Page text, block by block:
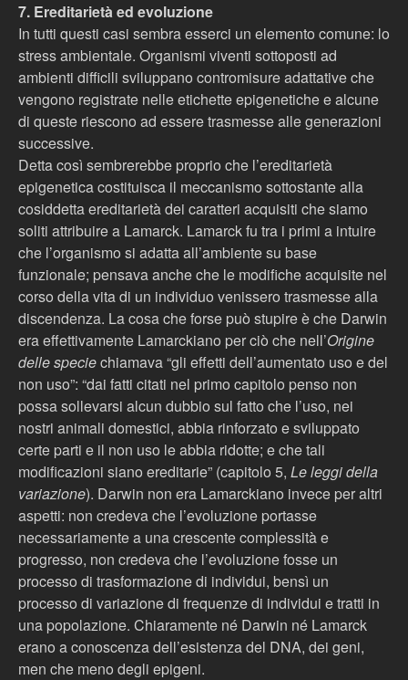
7. Ereditarietà ed evoluzione
In tutti questi casi sembra esserci un elemento comune: lo
stress ambientale. Organismi viventi sottoposti ad
ambienti difficili sviluppano contromisure adattative che
vengono registrate nelle etichette epigenetiche e alcune
di queste riescono ad essere trasmesse alle generazioni
successive.
Detta così sembrerebbe proprio che l’ereditarietà
epigenetica costituisca il meccanismo sottostante alla
cosiddetta ereditarietà dei caratteri acquisiti che siamo
soliti attribuire a Lamarck. Lamarck fu tra i primi a intuire
che l’organismo si adatta all’ambiente su base
funzionale; pensava anche che le modifiche acquisite nel
corso della vita di un individuo venissero trasmesse alla
discendenza. La cosa che forse può stupire è che Darwin
era effettivamente Lamarckiano per ciò che nell’Origine
delle speciechiamava “gli effetti dell’aumentato uso e del
non uso”: “dai fatti citati nel primo capitolo penso non
possa sollevarsi alcun dubbio sul fatto che l’uso, nei
nostri animali domestici, abbia rinforzato e sviluppato
certe parti e il non uso le abbia ridotte; e che tali
modificazioni siano ereditarie” (capitolo 5, Le leggi della
variazione). Darwin non era Lamarckiano invece per altri
aspetti: non credeva che l’evoluzione portasse
necessariamente a una crescente complessità e
progresso, non credeva che l’evoluzione fosse un
processo di trasformazione di individui, bensì un
processo di variazione di frequenze di individui e tratti in
una popolazione. Chiaramente né Darwin né Lamarck
erano a conoscenza dell’esistenza del DNA, dei geni,
men che meno degli epigeni.